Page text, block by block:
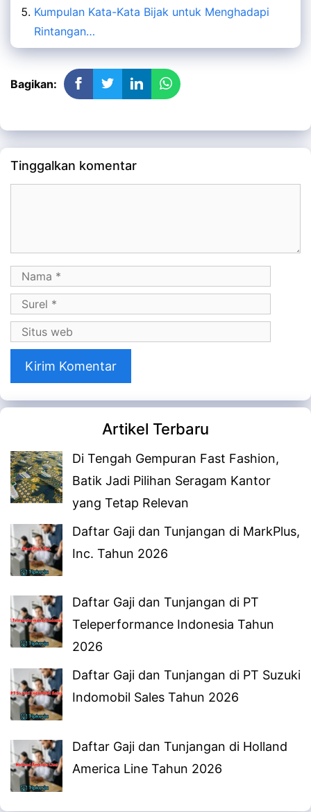
Kumpulan Kata-Kata Bijak untuk Menghadapi
Rintangan…
Bagikan:
Tinggalkan komentar
Nama
Surel
Situs
web
Artikel Terbaru
Di Tengah Gempuran Fast Fashion,
Batik Jadi Pilihan Seragam Kantor
yang Tetap Relevan
Daftar Gaji dan Tunjangan di MarkPlus,
Inc. Tahun 2026
Daftar Gaji dan Tunjangan di PT
Teleperformance Indonesia Tahun
2026
Daftar Gaji dan Tunjangan di PT Suzuki
Indomobil Sales Tahun 2026
Daftar Gaji dan Tunjangan di Holland
America Line Tahun 2026